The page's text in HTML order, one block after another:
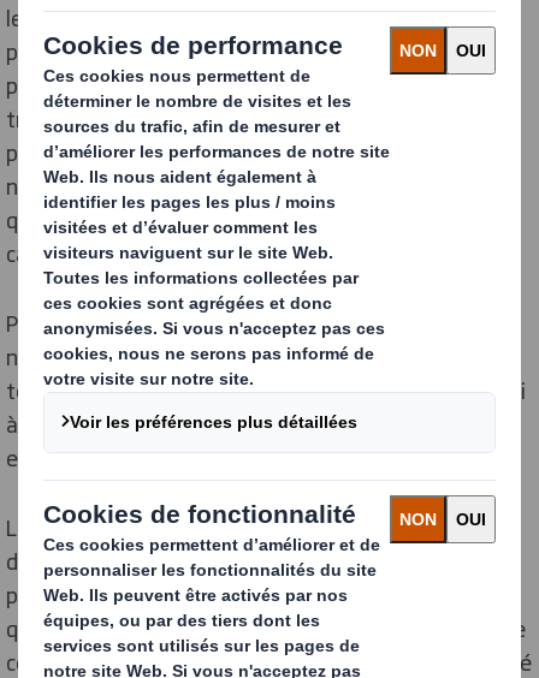
les papeteries, l’automobile, le secteur public et les
produits pharmaceutiques. Le carton est
principalement utilisé à trois fins : Emballage de
transport, emballage en rayon et emballage de
produits. L’emballage des produits arrive souvent dans
nos maisons, par exemple lorsque vous achetez
quelque chose en magasin ou en ligne. Une fois le
carton utilisé, il est prêt à être collecté et recyclé.
Pour transformer les caisses en nouveaux emballages,
nous devons nous assurer que le carton soit séparé de
tous les autres matériaux. C’est ce que l’on appelle le tri
à la source, pour maintenir le matériau propre et
exempt de contamination.
Le saviez-vous ? Lorsque le carton est mélangé à
d’autres matériaux pour le recyclage, comme les
plastiques, les aliments ou le verre, jusqu’à 20 % de ce
qui est collecté peut être inutilisable en raison de cette
contamination. Cependant, lorsque le carton est stocké